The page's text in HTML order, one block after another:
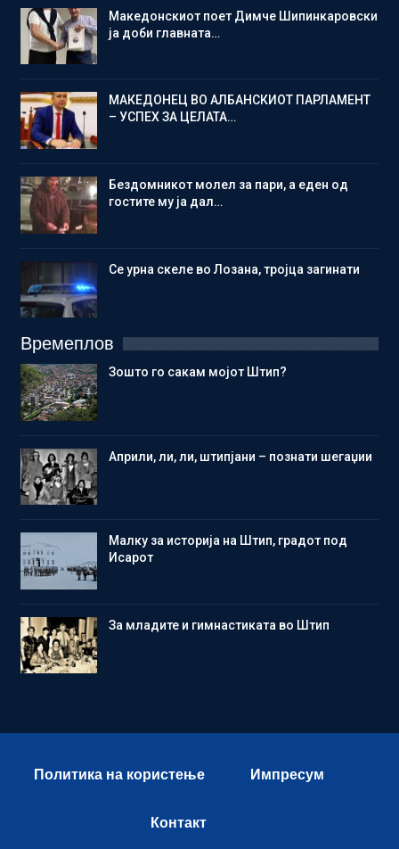
Македонскиот поет Димче Шипинкаровски
ја доби главната…
МАКЕДОНЕЦ ВО АЛБАНСКИОТ ПАРЛАМЕНТ
– УСПЕХ ЗА ЦЕЛАТА…
Бездомникот молел за пари, а еден од
гостите му ја дал…
Се урна скеле во Лозана, тројца загинати
Времеплов
Зошто го сакам мојот Штип?
Aприли, ли, ли, штипјани – познати шегаџии
Малку за историја на Штип, градот под
Исарот
Зa младите и гимнастиката во Штип
Политика на користење Импресум
Контакт